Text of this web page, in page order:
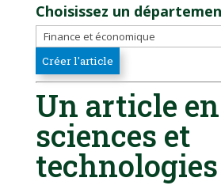
Choisissez un
Un article en
sciences et
technologies